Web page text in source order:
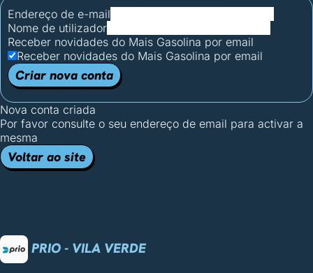
Endereço de e-mail
Nome de utilizador
Receber novidades do Mais Gasolina por email
Receber novidades do Mais Gasolina por email
Criar nova conta
Nova conta criada
Por favor consulte o seu endereço de email para activar a
mesma
Voltar ao site
PRIO - VILA VERDE